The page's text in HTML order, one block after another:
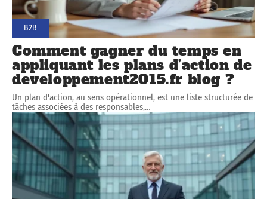
B2B
Comment gagner du temps en
appliquant les plans d’action de
developpement2015.fr blog ?
Un plan d'action, au sens opérationnel, est une liste structurée de
tâches associées à des responsables,…